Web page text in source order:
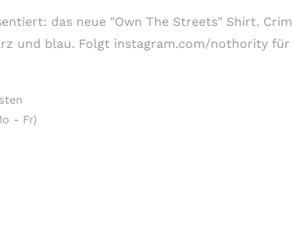
das neue "Own The Streets" Shirt.
und blau. Folgt instagram.com/nothority
- Fr)